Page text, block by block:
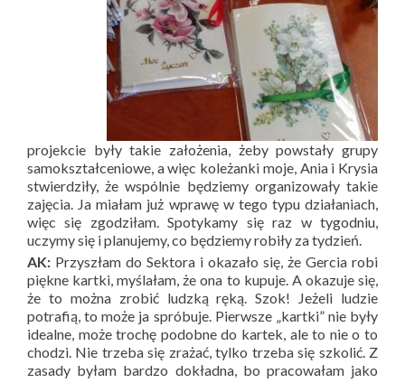
projekcie były takie założenia, żeby powstały grupy
samokształceniowe, a więc koleżanki moje, Ania i Krysia
stwierdziły, że wspólnie będziemy organizowały takie
zajęcia. Ja miałam już wprawę w tego typu działaniach,
więc się zgodziłam. Spotykamy się raz w tygodniu,
uczymy się i planujemy, co będziemy robiły za tydzień.
AK: Przyszłam do Sektora i okazało się, że Gercia robi
piękne kartki, myślałam, że ona to kupuje. A okazuje się,
że to można zrobić ludzką ręką. Szok! Jeżeli ludzie
potrafią, to może ja spróbuje. Pierwsze „kartki” nie były
idealne, może trochę podobne do kartek, ale to nie o to
chodzi. Nie trzeba się zrażać, tylko trzeba się szkolić. Z
zasady byłam bardzo dokładna, bo pracowałam jako